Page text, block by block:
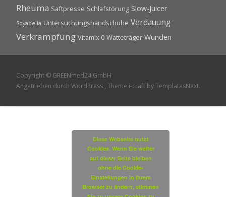
Rheuma Saftpresse Schlafstörung Slow-Juicer
Soyabella Untersuchungshandschuhe Verdauung
Verkrampfung Vitamix 0 Watteträger Wunden
Copyright © GREENmed24 GmbH
Angetrieben durch WordPress , Theme i-craft by TemplatesNext.
Diese Webseite nutzt
Cookies. Wenn Sie weiter
auf dieser Seite bleiben
ohne die Cookie-
Einstellungen in Ihrem
Browser zu ändern, stimmen